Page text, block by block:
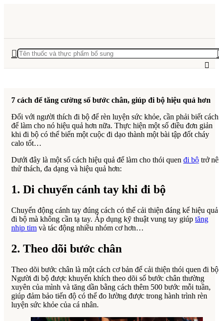
7 cách để tăng cường số bước chân, giúp đi bộ hiệu quả hơn
Đối với người thích đi bộ để rèn luyện sức khỏe, cần phải biết cách
để làm cho nó hiệu quả hơn nữa. Thực hiện một số điều đơn giản
khi đi bộ có thể biến một cuộc đi dạo thành một bài tập đốt cháy
calo tốt…
Dưới đây là một số cách hiệu quả để làm cho thói quen đi bộ trở
thử thách, đa dạng và hiệu quả hơn:
1. Di chuyển cánh tay khi đi bộ
Chuyển động cánh tay đúng cách có thể cải thiện đáng kể hiệu quả
đi bộ mà không cần tạ tay. Áp dụng kỹ thuật vung tay giúp tăng
nhịp tim và tác động nhiều nhóm cơ hơn…
2. Theo dõi bước chân
Theo dõi bước chân là một cách cơ bản để cải thiện thói quen đi
Người đi bộ được khuyến khích theo dõi số bước chân thường
xuyên của mình và tăng dần bằng cách thêm 500 bước mỗi tuần,
giúp đảm bảo tiến độ có thể đo lường được trong hành trình rèn
luyện sức khỏe của cá nhân.